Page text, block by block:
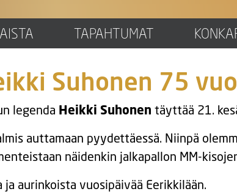
TAPAHTUMAT
Suhonen 75
legenda Heikki Suhonen täyttää 21.
auttamaan pyydettäessä. Niinpä
näidenkin jalkapallon MM-
aurinkoista vuosipäivää Eerikkilään.